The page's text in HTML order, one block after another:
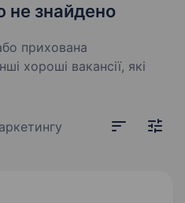
не знайдено
прихована
хороші вакансії, які